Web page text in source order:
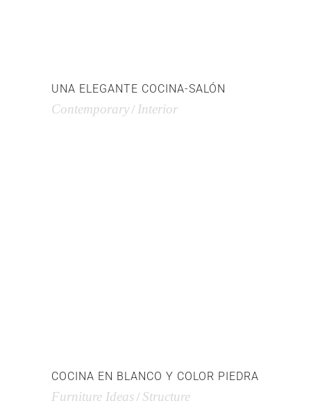
UNA ELEGANTE COCINA-SALÓN
Contemporary Interior
COCINA EN BLANCO Y COLOR PIEDRA
Furniture Ideas Structure